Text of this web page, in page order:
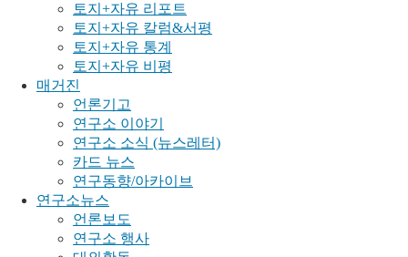
토지+자유 리포트
토지+자유 칼럼&서평
토지+자유 통계
토지+자유 비평
매거진
언론기고
연구소 이야기
연구소 소식 (뉴스레터)
카드 뉴스
연구동향/아카이브
연구소뉴스
언론보도
연구소 행사